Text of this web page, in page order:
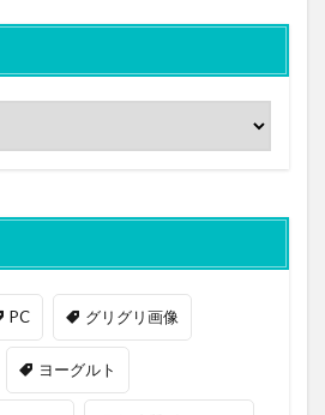
PC グリグリ画像
ヨーグルト